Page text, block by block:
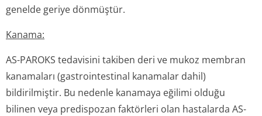
genelde geriye dönmüştür.
Kanama:
AS-PAROKS tedavisini takiben deri ve mukoz membran
kanamaları (gastrointestinal kanamalar dahil)
bildirilmiştir. Bu nedenle kanamaya eğilimi olduğu
bilinen veya predispozan faktörleri olan hastalarda AS-